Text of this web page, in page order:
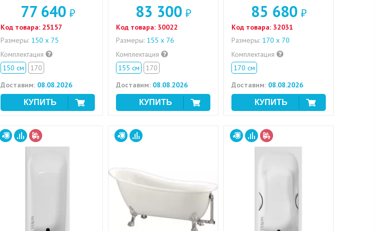
77 640 ₽
Код товара: 25157
Размеры: 150 х 75
Комплектация
150 см
170
Доставим: 08.08.2026
83 300 ₽
Код товара: 30022
Размеры: 155 x 76
Комплектация
155 см
170
Доставим: 08.08.2026
85 680 ₽
Код товара: 32031
Размеры: 170 х 70
Комплектация
170 см
Доставим: 08.08.2026